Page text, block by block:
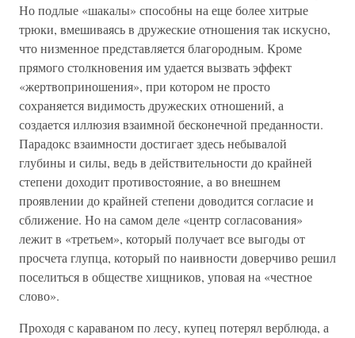
Но подлые «шакалы» способны на еще более хитрые
трюки, вмешиваясь в дружеские отношения так искусно,
что низменное представляется благородным. Кроме
прямого столкновения им удается вызвать эффект
«жертвоприношения», при котором не просто
сохраняется видимость дружеских отношений, а
создается иллюзия взаимной бесконечной преданности.
Парадокс взаимности достигает здесь небывалой
глубины и силы, ведь в действительности до крайней
степени доходит противостояние, а во внешнем
проявлении до крайней степени доводится согласие и
сближение. Но на самом деле «центр согласования»
лежит в «третьем», который получает все выгоды от
просчета глупца, который по наивности доверчиво решил
поселиться в обществе хищников, уповая на «честное
слово».
Проходя с караваном по лесу, купец потерял верблюда, а